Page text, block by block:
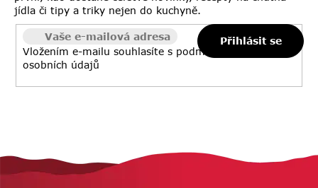
jídla či tipy a triky nejen do kuchyně.
Vložením e-mailu souhlasíte s podmínkami ochrany
osobních údajů
Přihlásit se
Z
á